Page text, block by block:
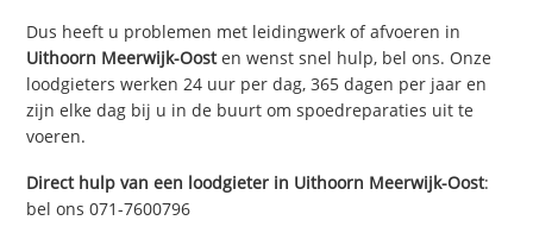
Dus heeft u problemen met leidingwerk of afvoeren in
Uithoorn Meerwijk-Oosten wenst snel hulp, bel ons. Onze
loodgieters werken 24 uur per dag, 365 dagen per jaar en
zijn elke dag bij u in de buurt om spoedreparaties uit te
voeren.
Direct hulp van een loodgieter in Uithoorn Meerwijk-Oost:
bel ons 071-7600796